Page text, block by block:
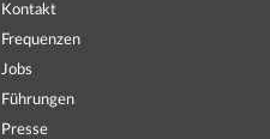
Kontakt
Frequenzen
Jobs
Führungen
Presse